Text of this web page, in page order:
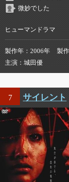
微妙でした
ヒューマンドラマ
製作年 2006年 製
主演
城田優
7 サイレント